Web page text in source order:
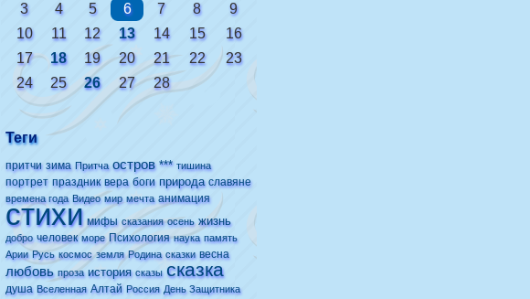
3
4 5 6 7 8
9
10
11 12 13 14 15
16
17
18 19 20 21 22
23
24
25 26 27 28
Теги
притчи зима Притча остров *** тишина
портрет праздник вера боги природа славяне
времена года Видео мир мечта анимация
стихи мифы сказания осень жизнь
добро человек море Психология наука память
Арии Русь космос земля Родина сказки весна
любовь проза история сказы сказка
душа Вселенная Алтай Россия День Защитника